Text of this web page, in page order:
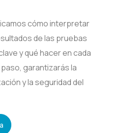
cómo interpretar
de las pruebas
y qué hacer en cada
garantizarás la
y la seguridad del